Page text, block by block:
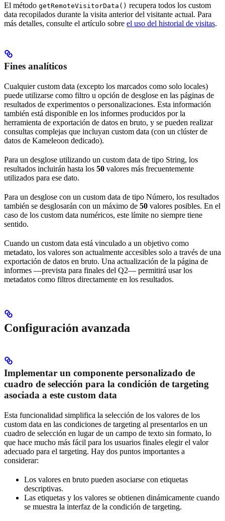
El método getRemoteVisitorData() recupera todos los custom
data recopilados durante la visita anterior del visitante actual. Para
más detalles, consulte el artículo sobre el uso del historial de visitas.
Fines analíticos
Cualquier custom data (excepto los marcados como solo locales)
puede utilizarse como filtro u opción de desglose en las páginas de
resultados de experimentos o personalizaciones. Esta información
también está disponible en los informes producidos por la
herramienta de exportación de datos en bruto, y se pueden realizar
consultas complejas que incluyan custom data (con un clúster de
datos de Kameleoon dedicado).
Para un desglose utilizando un custom data de tipo String, los
resultados incluirán hasta los 50 valores más frecuentemente
utilizados para ese dato.
Para un desglose con un custom data de tipo Número, los resultados
también se desglosarán con un máximo de 50 valores posibles. En el
caso de los custom data numéricos, este límite no siempre tiene
sentido.
Cuando un custom data está vinculado a un objetivo como
metadato, los valores son actualmente accesibles solo a través de una
exportación de datos en bruto. Una actualización de la página de
informes —prevista para finales del Q2— permitirá usar los
metadatos como filtros directamente en los resultados.
Configuración avanzada
Implementar un componente personalizado de
cuadro de selección para la condición de targeting
asociada a este custom data
Esta funcionalidad simplifica la selección de los valores de los
custom data en las condiciones de targeting al presentarlos en un
cuadro de selección en lugar de un campo de texto sin formato, lo
que hace mucho más fácil para los usuarios finales elegir el valor
adecuado para el targeting. Hay dos puntos importantes a
considerar:
Los valores en bruto pueden asociarse con etiquetas
descriptivas.
Las etiquetas y los valores se obtienen dinámicamente cuando
se muestra la interfaz de la condición de targeting.